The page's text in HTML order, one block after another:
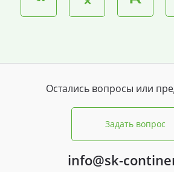
Остались вопросы или
Задать вопрос
info@sk-